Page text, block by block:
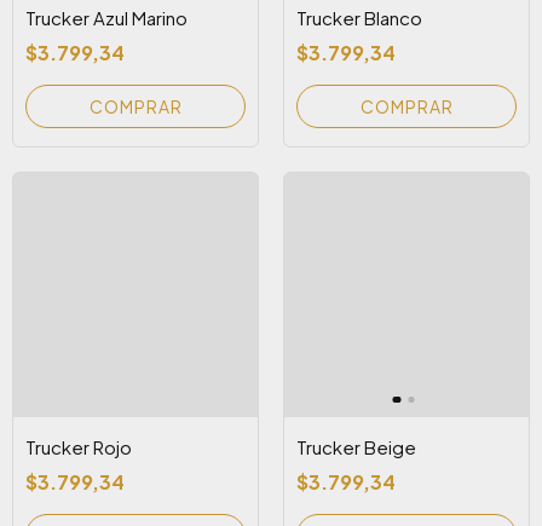
Trucker Azul Marino
$3.799,34
Trucker Blanco
$3.799,34
Trucker Rojo
$3.799,34
Trucker Beige
$3.799,34